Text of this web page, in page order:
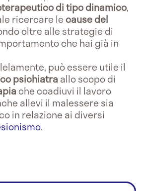
di tipo dinamico,
ricercare lecause del
oltre alle strategie di
che hai già in
può essere utile il
psichiatra allo scopo di
che coadiuvi il lavoro
allevi il malessere sia
in relazione ai diversi
.